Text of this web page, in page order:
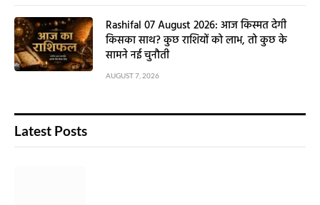
Rashifal 07 August 2026: आज किस्मत देगी
किसका साथ? कुछ राशियों को लाभ, तो कुछ के
सामने नई चुनौती
AUGUST 7, 2026
Latest Posts